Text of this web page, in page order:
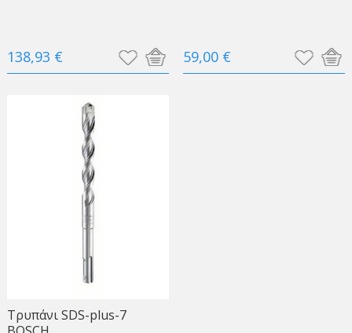
138,93 € 59,00 €
Τρυπάνι SDS-plus-7